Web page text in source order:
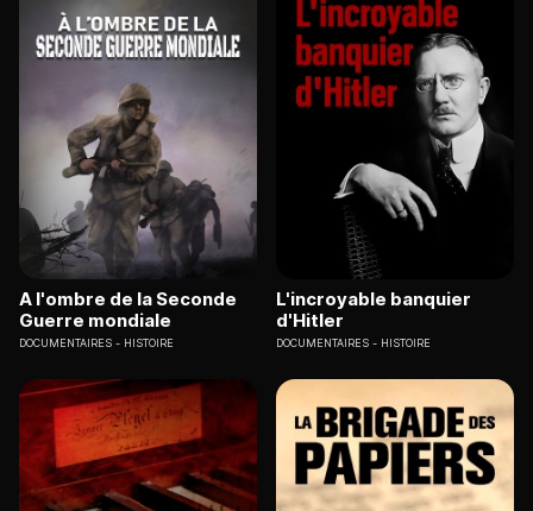
A l'ombre de la Seconde
Guerre mondiale
DOCUMENTAIRES HISTOIRE
L'incroyable banquier
d'Hitler
DOCUMENTAIRES HISTOIRE